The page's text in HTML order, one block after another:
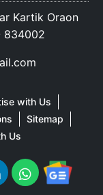
Kartik Oraon
834002
with Us
Sitemap
Us